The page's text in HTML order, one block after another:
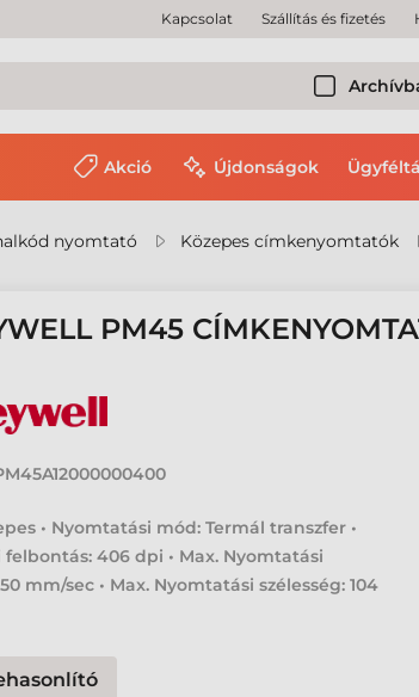
Kapcsolat Szállítás és fizetés
Akció Újdonságok
nyomtató Közepes címkenyomtatók
PM45
• Nyomtatási mód: Termál transzfer •
406 dpi • Max. Nyomtatási
mm/sec • Max. Nyomtatási szélesség: 104